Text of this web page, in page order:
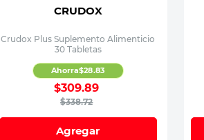
CRUDOX
Crudox Plus Suplemento Alimenticio
30 Tabletas
$338.72
$309.89
Ahorra$28.83
Agregar